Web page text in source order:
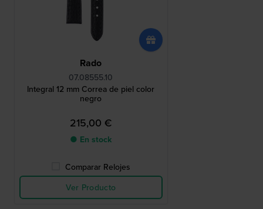
Rado
07.08555.10
Integral 12 mm Correa de piel color
negro
215,00 €
● En stock
Comparar Relojes
Ver Producto